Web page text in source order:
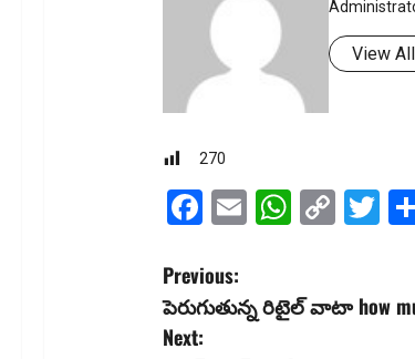
View
270
Facebook
Email Copy
P
o
Previous:
పెరుగుతున్న రిటైల్ వాటా how
Next: